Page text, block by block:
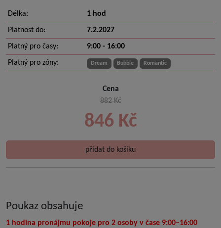
Délka: 1 hod
Platnost do: 7.2.2027
Platný pro časy: 9:00 - 16:00
Platný pro zóny: Dream Bubble Romantic
Cena
882 Kč
846 Kč
přidat do košíku
Poukaz obsahuje
1 hodina pronájmu pokoje pro 2 osoby v čase 9:00–16:00